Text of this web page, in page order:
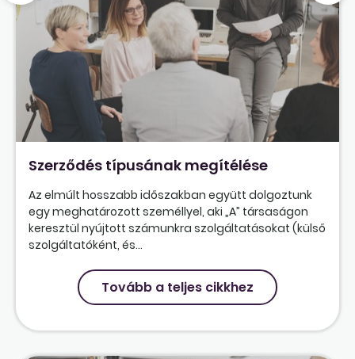
Szerződés típusának megítélése
Az elmúlt hosszabb időszakban együtt dolgoztunk
egy meghatározott személlyel, aki „A” társaságon
keresztül nyújtott számunkra szolgáltatásokat (külső
szolgáltatóként, és...
Tovább a teljes cikkhez